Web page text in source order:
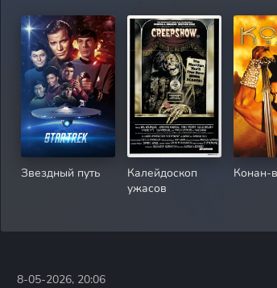
Звездный путь
Калейдоскоп
ужасов
Конан-
8-05-2026, 20:06